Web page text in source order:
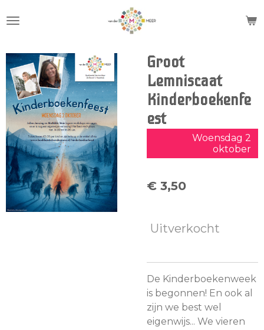
direct
de
hoofdinhoud
Groot
Lemniscaat
Kinderboekenfe
est
Woensdag 2
oktober
€ 3,50
Uitverkocht
De Kinderboekenweek
is begonnen! En ook al
zijn we best wel
eigenwijs... We vieren